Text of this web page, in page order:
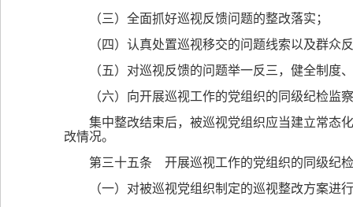
（三）全面抓好巡视反馈问题的整改落实；
（四）认真处置巡视移交的问题线索以及群众
（五）对巡视反馈的问题举一反三，健全制度
（六）向开展巡视工作的党组织的同级纪检
集中整改结束后，被巡视党组织应当建立常态
改情况。
第三十五条 开展巡视工作的党组织的同级纪
（一）对被巡视党组织制定的巡视整改方案进